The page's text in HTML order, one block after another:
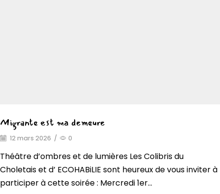
Migrante est ma demeure
12 mars 2026 / 0
Théâtre d’ombres et de lumières Les Colibris du
Choletais et d’ ECOHABiLIE sont heureux de vous inviter à
participer à cette soirée : Mercredi 1er...